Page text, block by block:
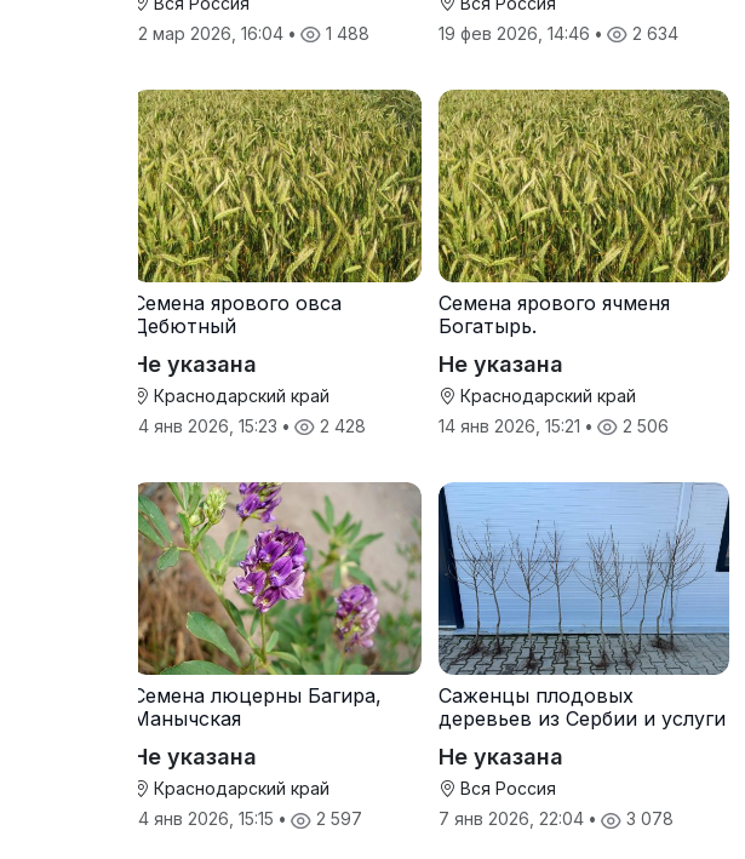
12 мар 2026, 16:04 • 1 488
19 фев 2026, 14:46 • 2 634
Семена ярового овса
Дебютный
Не указана
Краснодарский край
14 янв 2026, 15:23 • 2 428
Семена ярового ячменя
Богатырь.
Не указана
Краснодарский край
14 янв 2026, 15:21 • 2 506
Семена люцерны Багира,
Манычская
Не указана
Краснодарский край
14 янв 2026, 15:15 • 2 597
Саженцы плодовых
деревьев из Сербии и услуги
Не указана
Вся Россия
7 янв 2026, 22:04 • 3 078